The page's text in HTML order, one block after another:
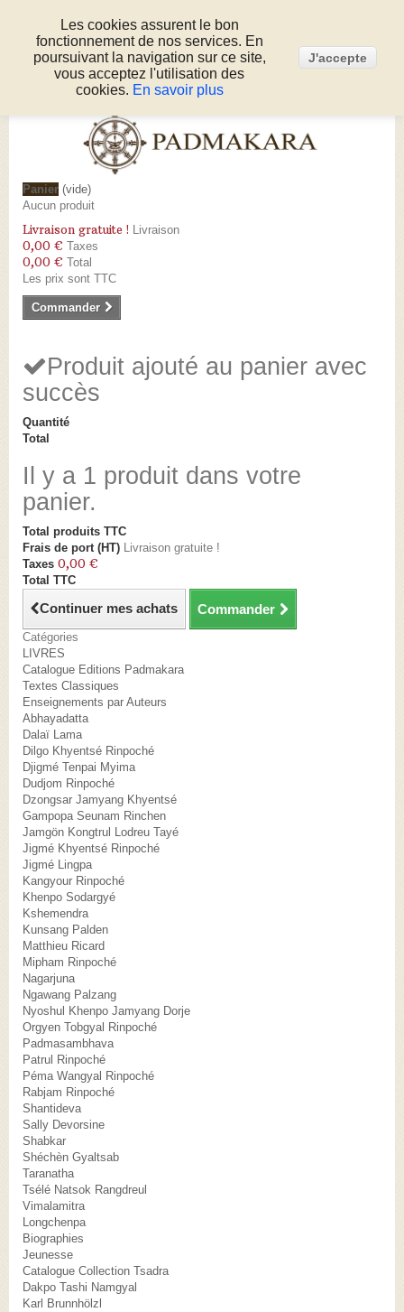
Connexion
Appelez-nous au :05 53 50 80 51
Panier (vide)
Aucun produit
Livraison gratuite ! Livraison
0,00 € Taxes
0,00 € Total
Les prix sont TTC
Commander
Produit ajouté au panier avec
succès
Quantité
Total
Il y a 1 produit dans votre
panier.
Total produits TTC
Frais de port (HT) Livraison gratuite !
Taxes 0,00 €
Total TTC
Continuer mes achats Commander
Catégories
LIVRES
Catalogue Editions Padmakara
Textes Classiques
Enseignements par Auteurs
Abhayadatta
Dalaï Lama
Dilgo Khyentsé Rinpoché
Djigmé Tenpai Myima
Dudjom Rinpoché
Dzongsar Jamyang Khyentsé
Gampopa Seunam Rinchen
Jamgön Kongtrul Lodreu Tayé
Jigmé Khyentsé Rinpoché
Jigmé Lingpa
Kangyour Rinpoché
Khenpo Sodargyé
Kshemendra
Kunsang Palden
Matthieu Ricard
Mipham Rinpoché
Nagarjuna
Ngawang Palzang
Nyoshul Khenpo Jamyang Dorje
Orgyen Tobgyal Rinpoché
Padmasambhava
Patrul Rinpoché
Péma Wangyal Rinpoché
Rabjam Rinpoché
Shantideva
Sally Devorsine
Shabkar
Shéchèn Gyaltsab
Taranatha
Tsélé Natsok Rangdreul
Vimalamitra
Longchenpa
Biographies
Jeunesse
Catalogue Collection Tsadra
Dakpo Tashi Namgyal
Karl Brunnhölzl
Les cookies assurent le bon
fonctionnement de nos services. En
poursuivant la navigation sur ce site,
vous acceptez l'utilisation des
cookies. En savoir plus
J'accepte